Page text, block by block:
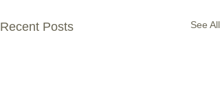
Recent Posts See All